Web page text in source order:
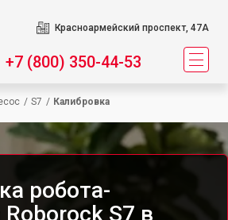
Красноармейский проспект, 47А
+7 (800) 350-44-53
/ S7 / Калибровка
робота-
S7 в